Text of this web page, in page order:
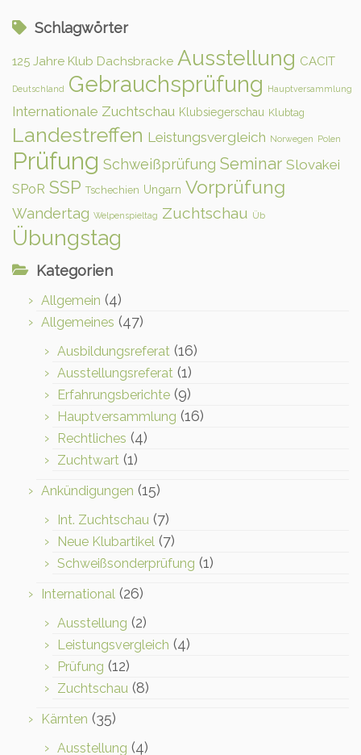
Schlagwörter
125 Jahre Klub Dachsbracke Ausstellung CACIT
Deutschland Gebrauchsprüfung Hauptversammlung
Internationale Zuchtschau Klubsiegerschau Klubtag
Landestreffen Leistungsvergleich Norwegen Polen
Prüfung Schweißprüfung Seminar Slovakei
SPoR SSP Tschechien Ungarn Vorprüfung
Wandertag Welpenspieltag Zuchtschau Üb
Übungstag
Kategorien
Allgemein (4)
Allgemeines (47)
Ausbildungsreferat (16)
Ausstellungsreferat (1)
Erfahrungsberichte (9)
Hauptversammlung (16)
Rechtliches (4)
Zuchtwart (1)
Ankündigungen (15)
Int. Zuchtschau (7)
Neue Klubartikel (7)
Schweißsonderprüfung (1)
International (26)
Ausstellung (2)
Leistungsvergleich (4)
Prüfung (12)
Zuchtschau (8)
Kärnten (35)
Ausstellung (4)